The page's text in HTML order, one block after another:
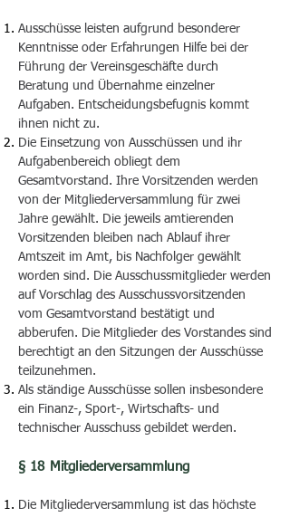
Ausschüsse leisten aufgrund besonderer
Kenntnisse oder Erfahrungen Hilfe bei der
Führung der Vereinsgeschäfte durch
Beratung und Übernahme einzelner
Aufgaben. Entscheidungsbefugnis kommt
ihnen nicht zu.
Die Einsetzung von Ausschüssen und ihr
Aufgabenbereich obliegt dem
Gesamtvorstand. Ihre Vorsitzenden werden
von der Mitgliederversammlung für zwei
Jahre gewählt. Die jeweils amtierenden
Vorsitzenden bleiben nach Ablauf ihrer
Amtszeit im Amt, bis Nachfolger gewählt
worden sind. Die Ausschussmitglieder werden
auf Vorschlag des Ausschussvorsitzenden
vom Gesamtvorstand bestätigt und
abberufen. Die Mitglieder des Vorstandes sind
berechtigt an den Sitzungen der Ausschüsse
teilzunehmen.
Als ständige Ausschüsse sollen insbesondere
ein Finanz-, Sport-, Wirtschafts- und
technischer Ausschuss gebildet werden.
§ 18 Mitgliederversammlung
Die Mitgliederversammlung ist das höchste